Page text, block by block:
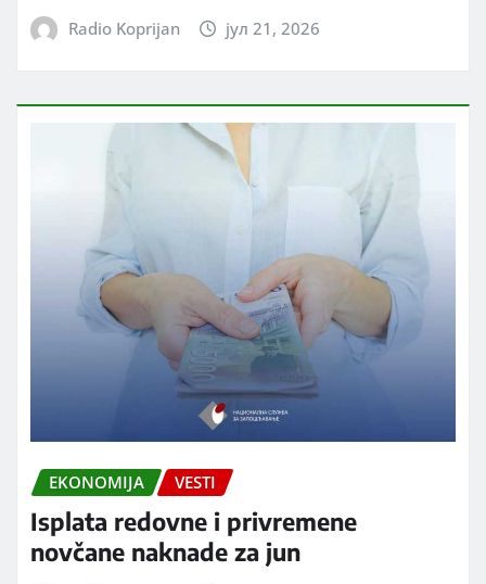
Radio Koprijan јул 21, 2026
EKONOMIJA VESTI
Isplata redovne i privremene
novčane naknade za jun